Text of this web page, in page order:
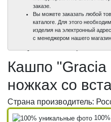
100%
100%
заказе.
Вы можете заказать любой
каталоге. Для этого
изделия на электронный
с менеджером нашего
Кашпо "Graсia
ножках со
Страна производитель: